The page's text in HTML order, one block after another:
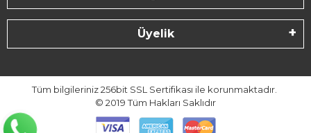
Üyelik
Tüm bilgileriniz 256bit SSL Sertifikası ile korunmaktadır.
© 2019Tüm Hakları Saklıdır